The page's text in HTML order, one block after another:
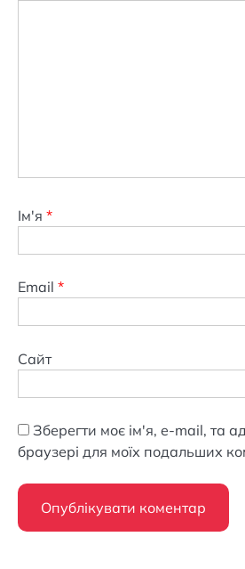
Ім'я *
Email *
Сайт
Зберегти моє ім'я, e-mail, та
браузері для моїх подальших